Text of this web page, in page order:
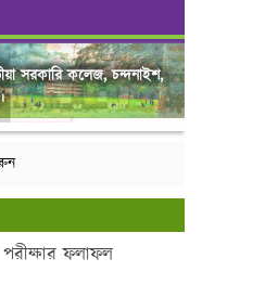
সরকারি কলেজ, চন্দনাইশ,
পরীক্ষার ফলাফল